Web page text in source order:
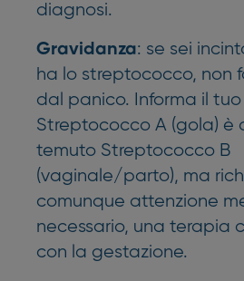
diagnosi.
Gravidanza: se sei
ha lo streptococco, non
dal panico. Informa il
Streptococco A (gola) è
temuto Streptococco B
(vaginale/parto), ma
comunque attenzione
necessario, una terapia
con la gestazione.